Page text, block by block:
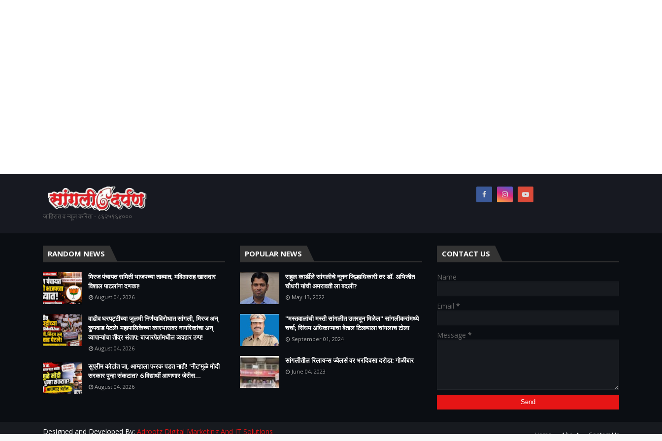
जाहिरात व न्यूज करिता - ८६२५९६४०००
RANDOM NEWS
मिरज पंचायत समिती भाजपच्या ताब्यात; मविआसह खासदार
विशाल पाटलांना दणका!
August 04, 2026
वाढीव घरपट्टीच्या जुलमी निर्णयाविरोधात सांगली, मिरज अन्
कुपवाड पेटले! महापालिकेच्या कारभारावर नागरिकांचा अन्
व्यापाऱ्यांचा तीव्र संताप; बाजारपेठांमधील व्यवहार ठप्प!​
August 04, 2026
सुप्रीम कोर्टात जा, आम्हाला फरक पडत नाही! 'नीट'मुळे मोदी
सरकार पुन्हा संकटात? 6 विद्यार्थी आणणार जेरीस...
August 04, 2026
POPULAR NEWS
राहुल कार्डीले सांगलीचे नूतन जिल्हाधिकारी तर डॉ. अभिजीत
चौधरी यांची अमरावती ला बदली?
May 13, 2022
"मस्तवालांची मस्ती सांगलीत उतरवून मिळेल" सांगलीकरांमध्ये
चर्चा; सिंघम अधिकाऱ्याचा बेताल टिल्ल्याला चांगलाच टोला
September 01, 2024
सांगलीतील रिलायन्स ज्वेलर्स वर भरदिवसा दरोडा; गोळीबार
June 04, 2023
CONTACT US
Name
Email *
Message *
Home About Contact Us
Designed and Developed By: Adrootz Digital Marketing And IT Solutions